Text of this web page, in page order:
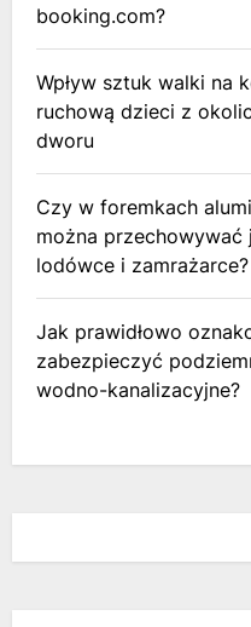
booking.com?
Wpływ sztuk walki na
ruchową dzieci z
dworu
Czy w foremkach
można przechowywać
lodówce i zamrażarce?
Jak prawidłowo
zabezpieczyć
wodno-kanalizacyjne?